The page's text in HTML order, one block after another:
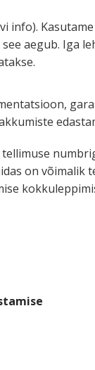
info). Kasutame
aegub. Iga
on võimalik